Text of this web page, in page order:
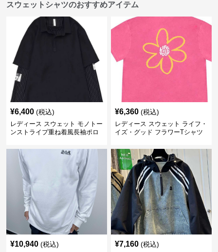
スウェットシャツのおすすめアイテム
¥6,400 (税込)
レディース スウェット モノトー
ンストライプ重ね着風長袖ポロ
¥6,360 (税込)
レディース スウェット ライフ・
イズ・グッド フラワーTシャツ
¥10,940 (税込) ¥7,160 (税込)